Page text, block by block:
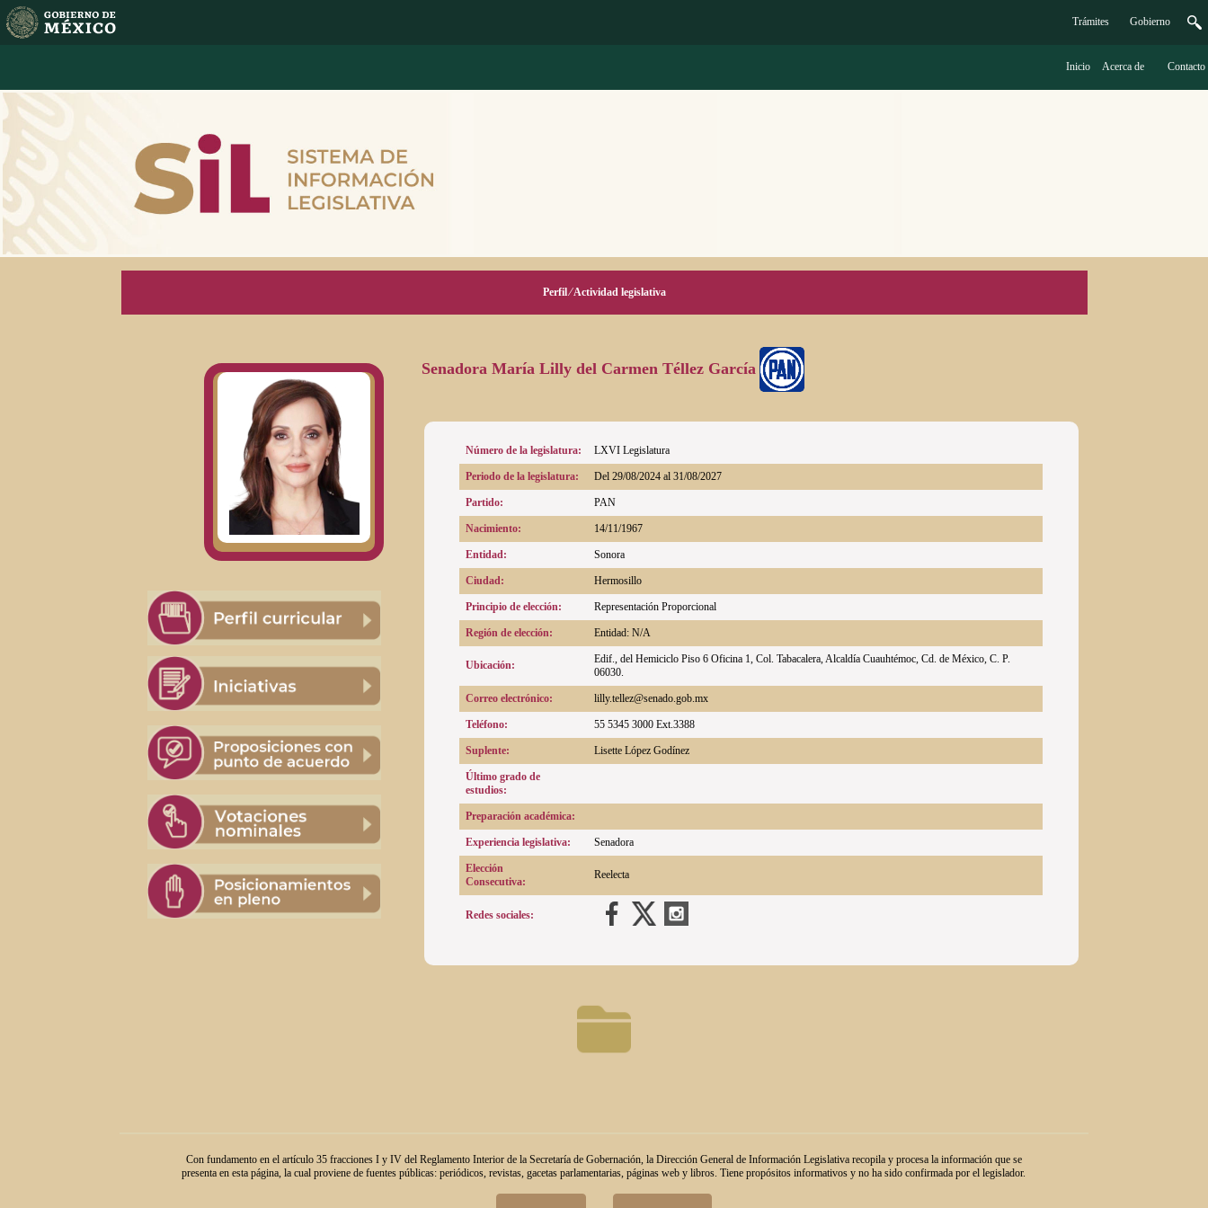
Trámites Gobierno
Inicio Acerca de Contacto
Perfil ⁄ Actividad legislativa
Senadora María Lilly del Carmen Téllez García
Número de la legislatura: LXVI Legislatura
Periodo de la legislatura: Del 29/08/2024 al 31/08/2027
Partido: PAN
Nacimiento: 14/11/1967
Entidad: Sonora
Ciudad: Hermosillo
Principio de elección: Representación Proporcional
Región de elección: Entidad: N/A
Ubicación:
Edif., del Hemiciclo Piso 6 Oficina 1, Col. Tabacalera, Alcaldía Cuauhtémoc, Cd. de México, C. P.
06030.
Correo electrónico: lilly.tellez@senado.gob.mx
Teléfono: 55 5345 3000 Ext.3388
Suplente: Lisette López Godínez
Último grado de
estudios:
Preparación académica:
Experiencia legislativa: Senadora
Elección
Consecutiva:
Reelecta
Redes sociales:
Con fundamento en el artículo 35 fracciones I y IV del Reglamento Interior de la Secretaría de Gobernación, la Dirección General de Información Legislativa recopila y procesa la información que se
presenta en esta página, la cual proviene de fuentes públicas: periódicos, revistas, gacetas parlamentarias, páginas web y libros. Tiene propósitos informativos y no ha sido confirmada por el legislador.